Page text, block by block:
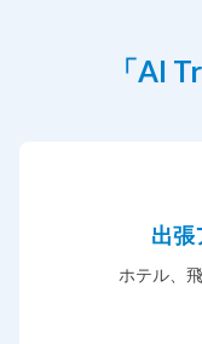
「AI
出張
ホテル、